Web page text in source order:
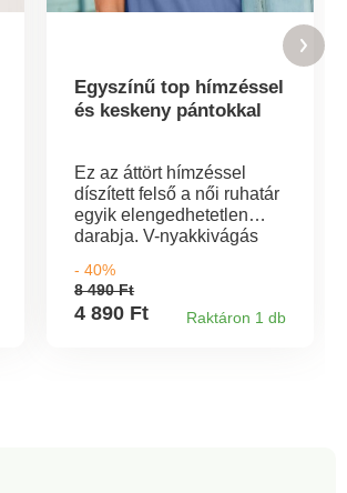
Egyszínű top hímzéssel
és keskeny pántokkal
Ez az áttört hímzéssel
díszített felső a női ruhatár
egyik elengedhetetlen
darabja. V-nyakkivágás
fodros szegéllyel. Hátul
egyenes nyakkivágás.
Keskeny, állítható pántok.
- 40%
8 490 Ft
4 890 Ft Raktáron 1 db